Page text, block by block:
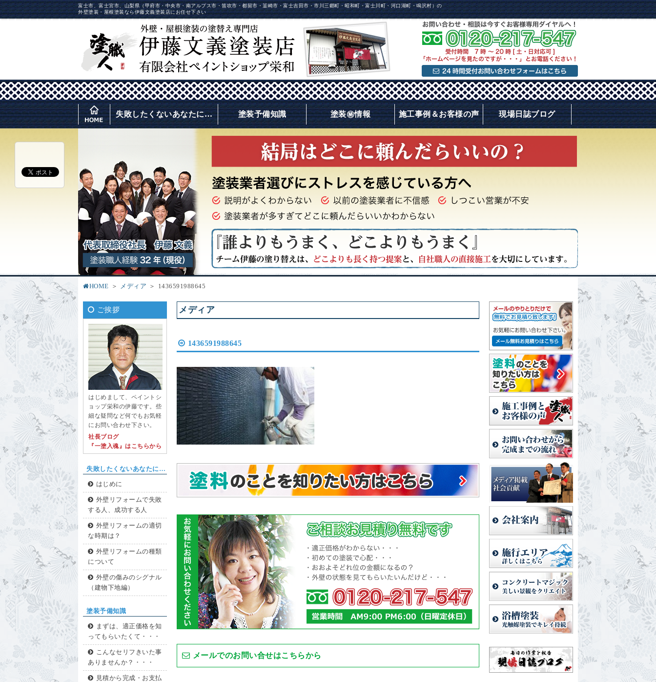
富士市、富士宮市、山梨県（甲府市・中央市・南アルプス市・笛吹市・都留市・韮崎市・富士吉田市・市川三郷町・昭和町・富士川町・河口湖町・鳴沢村）の
外壁塗装・屋根塗装なら伊藤文義塗装店にお任せ下さい
失敗したくないあなたに… 塗装予備知識 塗装㊙情報 施工事例＆お客様の声 現場日誌ブログ
HOME メディア 1436591988645
ご挨拶
はじめまして、ペイントシ
ョップ栄和の伊藤です。些
細な疑問など何でもお気軽
にお問い合わせ下さい。
社長ブログ
『一塗入魂』はこちらから
失敗したくないあなたに…
はじめに
外壁リフォームで失敗
する人、成功する人
外壁リフォームの適切
な時期は？
外壁リフォームの種類
について
外壁の傷みのシグナル
（建物下地編）
塗装予備知識
まずは、適正価格を知
ってもらいたくて・・・
こんなセリフきいた事
ありませんか？・・・
見積から完成・お支払
メディア
1436591988645
メールでのお問い合せはこちらから